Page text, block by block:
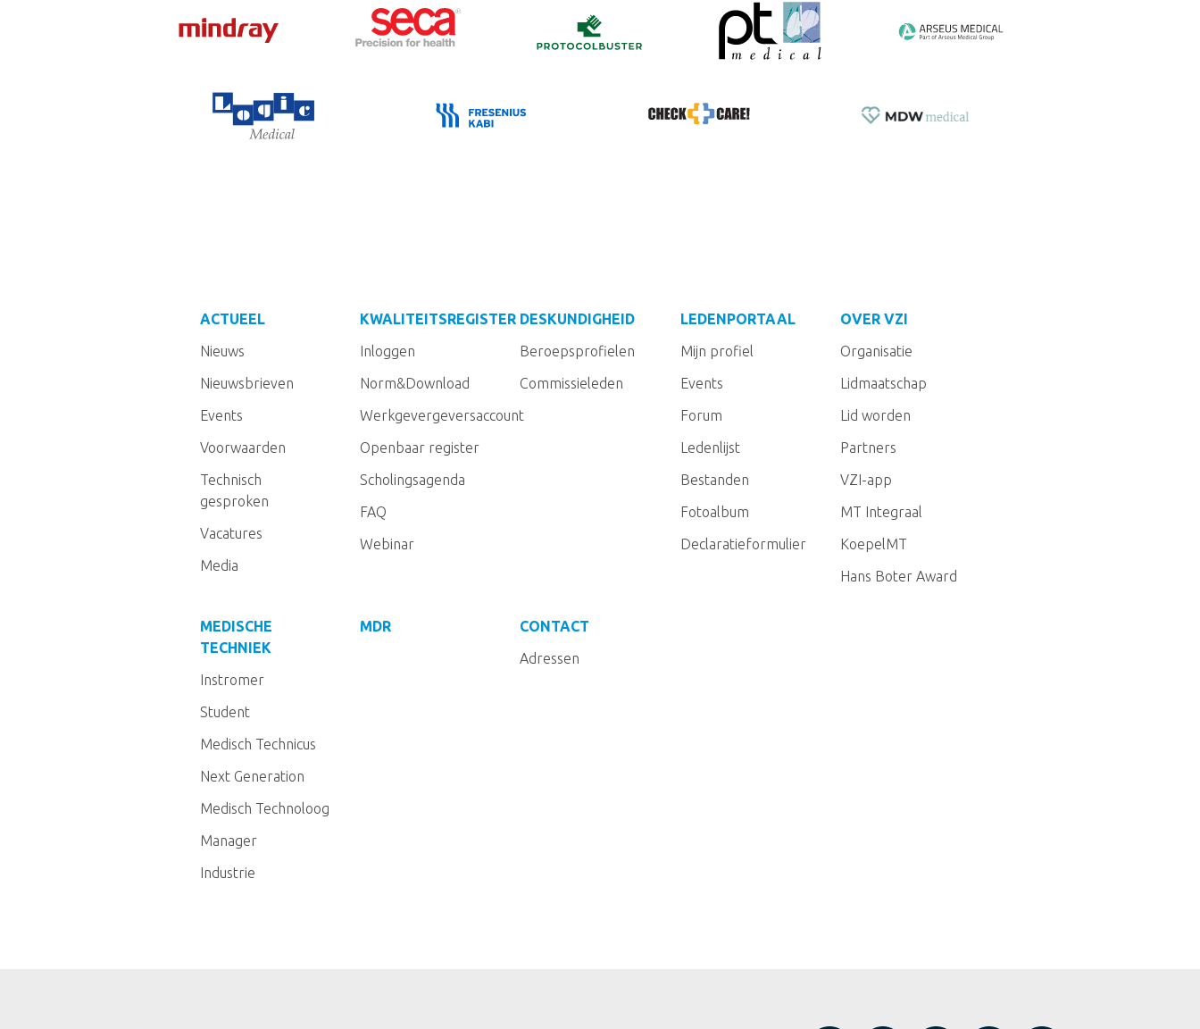
ACTUEEL
Nieuws
Nieuwsbrieven
Events
Voorwaarden
Technisch
gesproken
Vacatures
Media
KWALITEITSREGISTER
Inloggen
Norm&Download
Werkgevergeversaccount
Openbaar register
Scholingsagenda
FAQ
Webinar
DESKUNDIGHEID
Beroepsprofielen
Commissieleden
LEDENPORTAAL
Mijn profiel
Events
Forum
Ledenlijst
Bestanden
Fotoalbum
Declaratieformulier
OVER VZI
Organisatie
Lidmaatschap
Lid worden
Partners
VZI-app
MT Integraal
KoepelMT
Hans Boter Award
MEDISCHE
TECHNIEK
Instromer
Student
Medisch Technicus
Next Generation
Medisch Technoloog
Manager
Industrie
MDR
CONTACT
Adressen